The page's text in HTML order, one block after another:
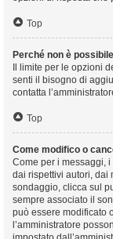
Top
Perché non è
Il limite per le opzioni
senti il bisogno di
contatta
Top
Come modifico o
Come per i messaggi,
dai rispettivi autori, dai
sondaggio, clicca sul
sempre associato il
può essere modificato
l’amministratore